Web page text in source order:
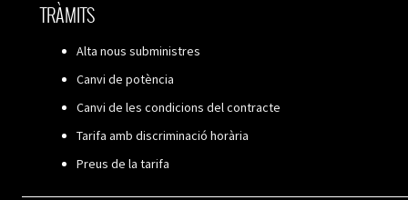
TRÀMITS
Alta nous subministres
Canvi de potència
Canvi de les condicions del contracte
Tarifa amb discriminació horària
Preus de la tarifa